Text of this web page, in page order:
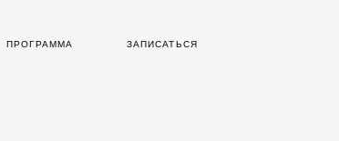
ПРОГРАММА ЗАПИСАТЬСЯ